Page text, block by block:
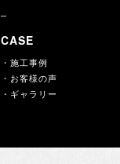
CASE
・施工事例
・お客様の声
・ギャラリー